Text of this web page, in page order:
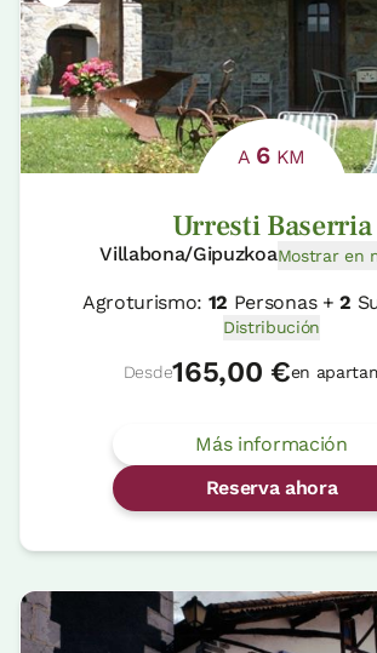
A 6 KM
Urresti Baserria
Villabona/GipuzkoaMostrar en
Agroturismo: 12 Personas +2
Distribución
Desde165,00 €en
Más información
Reserva ahora